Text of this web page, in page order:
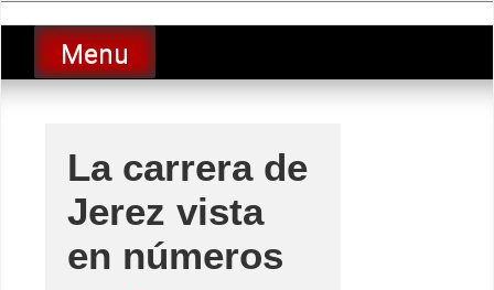
to
contentLucio Lopez GP
luciolopezgp
Menu
La carrera de
Jerez vista
en números